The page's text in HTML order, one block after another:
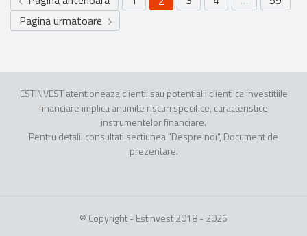
Pagina urmatoare
ESTINVEST atentioneaza clientii sau potentialii clienti ca investitiile
financiare implica anumite riscuri specifice, caracteristice
instrumentelor financiare.
Pentru detalii consultati sectiunea "Despre noi", Document de
prezentare.
© Copyright - Estinvest 2018 - 2026